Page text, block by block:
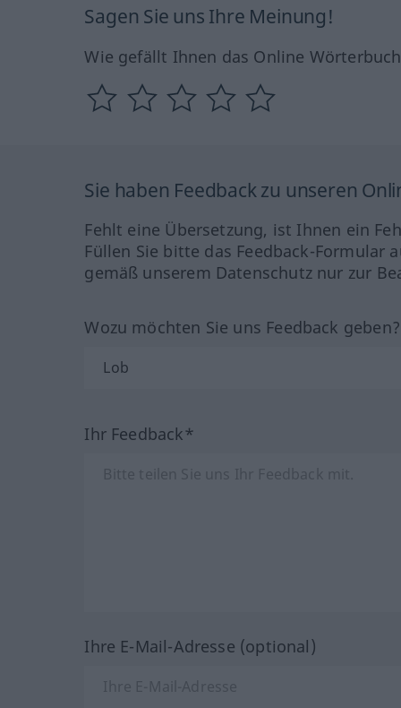
Sagen Sie uns Ihre Meinung!
Wie gefällt Ihnen das Online
Sie haben Feedback zu unseren
Fehlt eine Übersetzung, ist Ihnen ein
Füllen Sie bitte das Feedback-Formular
gemäß unserem Datenschutz nur zur
Wozu möchten Sie uns Feedback
Ihr Feedback*
Ihre E-Mail-Adresse (optional)